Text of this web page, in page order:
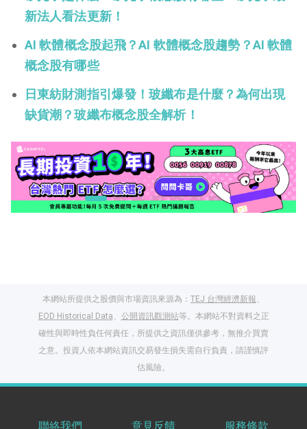
新法人看法更新！
AI 軟體概念股起飛？AI 軟體概念股趨勢？AI 軟體
概念股有哪些
日東紡財測指引爆發！玻纖布是什麼？為何出現
缺貨潮？玻纖布概念股全解析！
本網站所提供之股價與市場資訊來源為： TEJ 台灣經濟新報、
EOD Historical Data、 公開資訊觀測站等。本網站不對資料之正
確性與即時性負任何責任，所提供之資訊僅供參考，無推介買賣
之意。投資人依本網站資訊交易發生損失需自行負責，請謹慎評
估風險。
聯絡我們 意見反饋 服務條款